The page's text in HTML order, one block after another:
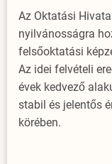
Az Oktatási
nyilvánosságra
felsőoktatási
Az idei felvételi
évek kedvező
stabil és jelentős
körében.